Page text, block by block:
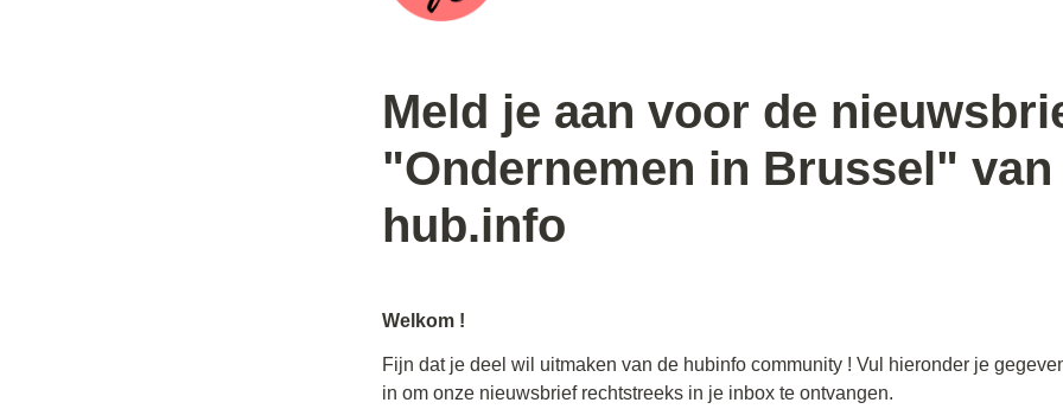
Meld je aan voor de
"Ondernemen in Brussel" van
hub.info
Welkom !
Fijn dat je deel wil uitmaken van de hubinfo community ! Vul hieronder je
in om onze nieuwsbrief rechtstreeks in je inbox te ontvangen.